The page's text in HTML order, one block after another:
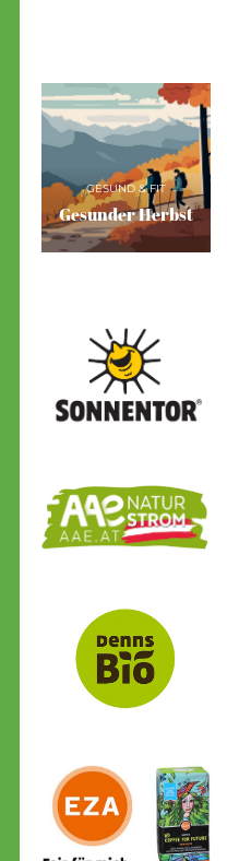
GESUND & FIT
Gesunder Herbst